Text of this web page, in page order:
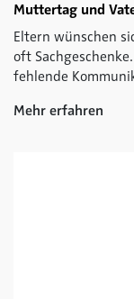
Muttertag und
Eltern wünschen
oft
fehlende
Mehr erfahren